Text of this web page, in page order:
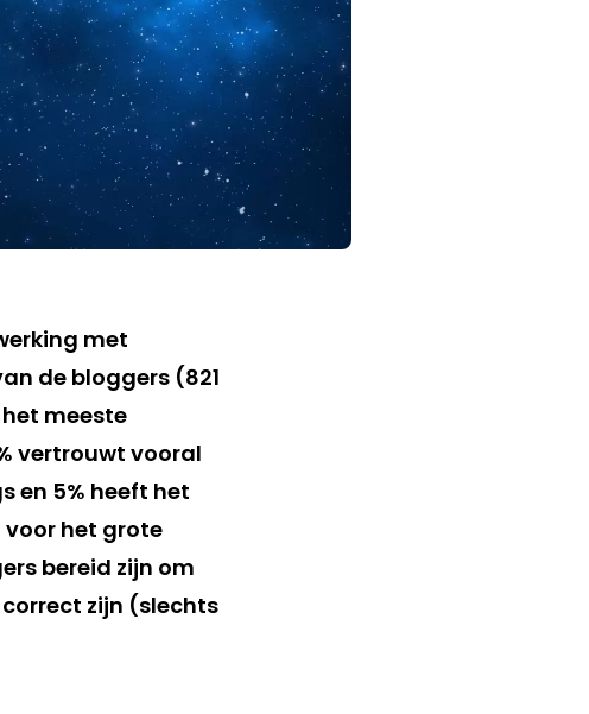
met
de bloggers (821
meeste
vertrouwt vooral
en 5% heeft het
voor het grote
bereid zijn om
zijn (slechts